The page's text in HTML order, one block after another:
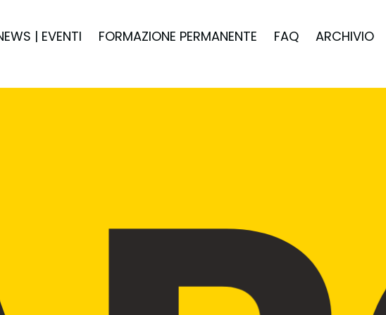
| EVENTI FORMAZIONE PERMANENTE FAQ ARCHIVIO